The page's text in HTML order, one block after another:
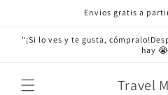
Envios gratis a
"¡Si lo ves y te gusta,
hay
Travel